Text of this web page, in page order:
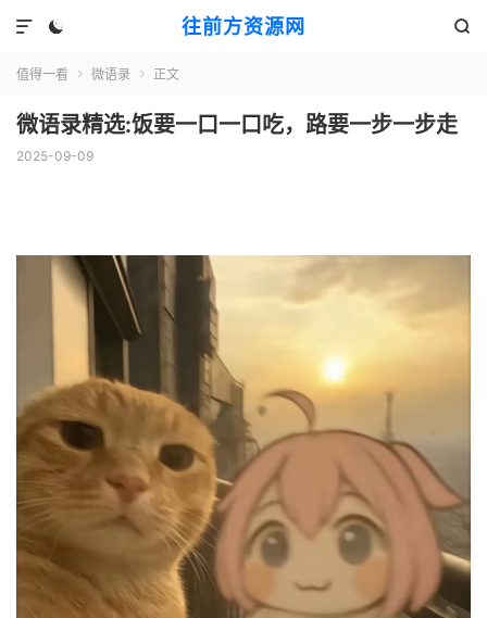
往前方资源网
 

值得一看  微语录  正文
微语录精选:饭要一口一口吃，路要一步一步走
2025-09-09